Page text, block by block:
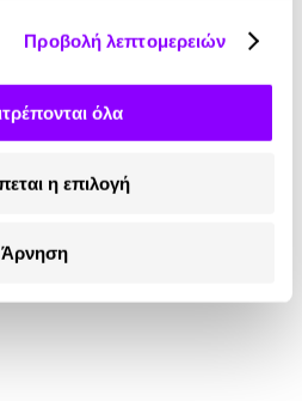
Προβολή λεπτομερειών
όλα
η επιλογή
Άρνηση
σε 6 Ποτήρια